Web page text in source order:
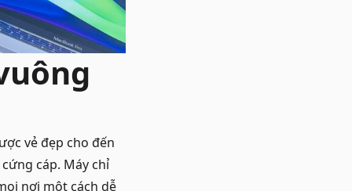
vẻ đẹp cho đến
cáp. Máy chỉ
nơi một cách dễ